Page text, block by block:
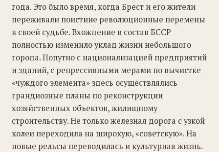
года. Это было время, когда Брест и его жители
переживали поистине революционные перемены
в своей судьбе. Вхождение в состав БССР
полностью изменило уклад жизни небольшого
города. Попутно с национализацией предприятий
и зданий, с репрессивными мерами по вычистке
«чуждого элемента» здесь осуществлялись
грандиозные планы по реконструкции
хозяйственных объектов, жилищному
строительству. Не только железная дорога с узкой
колеи переходила на широкую, «советскую». На
новые рельсы переводилась и культурная жизнь.